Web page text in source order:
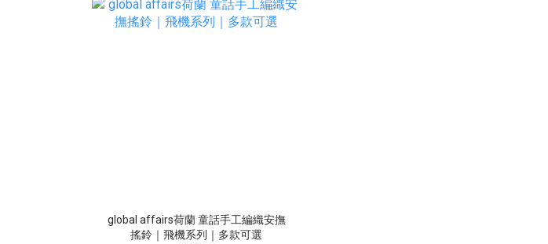
global affairs荷蘭 童話手工編織安撫
搖鈴｜飛機系列｜多款可選